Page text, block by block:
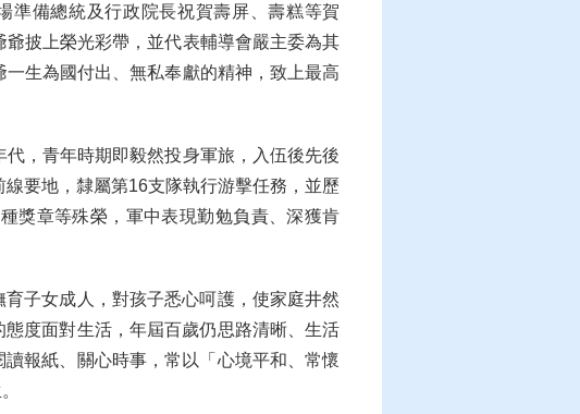
準備總統及行政院長祝賀壽屏、壽糕等賀
披上榮光彩帶，並代表輔導會嚴主委為其
一生為國付出、無私奉獻的精神，致上最高
，青年時期即毅然投身軍旅，入伍後先後
要地，隸屬第16支隊執行游擊任務，並歷
獎章等殊榮，軍中表現勤勉負責、深獲肯
子女成人，對孩子悉心呵護，使家庭井然
度面對生活，年屆百歲仍思路清晰、生活
報紙、關心時事，常以「心境平和、常懷